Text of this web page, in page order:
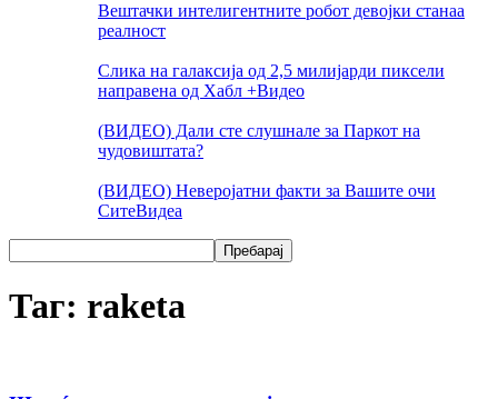
Вештачки интелигентните робот девојки станаа
реалност
Слика на галаксија од 2,5 милијарди пиксели
направена од Хабл +Видео
(ВИДЕО) Дали сте слушнале за Паркот на
чудовиштата?
(ВИДЕО) Неверојатни факти за Вашите очи
СитеВидеа
Таг: raketa